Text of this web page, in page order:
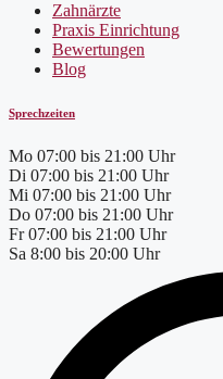
Zahnärzte
Praxis Einrichtung
Bewertungen
Blog
Sprechzeiten
Mo 07:00 bis 21:00 Uhr
Di 07:00 bis 21:00 Uhr
Mi 07:00 bis 21:00 Uhr
Do 07:00 bis 21:00 Uhr
Fr 07:00 bis 21:00 Uhr
Sa 8:00 bis 20:00 Uhr